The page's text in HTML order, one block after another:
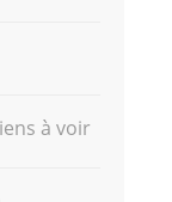
à voir